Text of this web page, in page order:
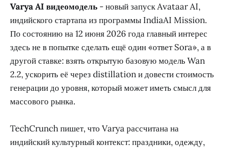
Varya AI видеомодель - новый запуск Avataar AI,
индийского стартапа из программы IndiaAI Mission.
По состоянию на 12 июня 2026 года главный интерес
здесь не в попытке сделать ещё один «ответ Sora», а в
другой ставке: взять открытую базовую модель Wan
2.2, ускорить её через distillation и довести стоимость
генерации до уровня, который может иметь смысл для
массового рынка.
TechCrunch пишет, что Varya рассчитана на
индийский культурный контекст: праздники, одежду,